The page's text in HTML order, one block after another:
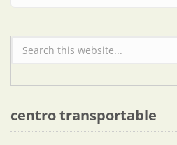
Formulario de búsqueda
centro transportable